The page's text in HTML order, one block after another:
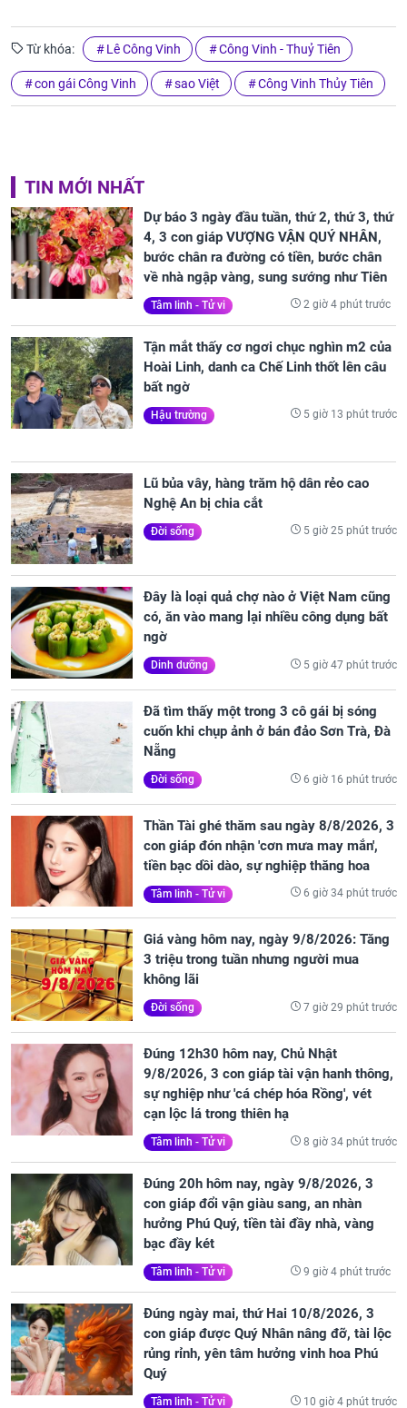
Từ khóa: Lê Công Vinh Công Vinh - Thuỷ Tiên
con gái Công Vinh sao Việt Công Vinh Thủy Tiên
TIN MỚI NHẤT
Dự báo 3 ngày đầu tuần, thứ 2, thứ 3, thứ
4, 3 con giáp VƯỢNG VẬN QUÝ NHÂN,
bước chân ra đường có tiền, bước chân
về nhà ngập vàng, sung sướng như Tiên
Tâm linh - Tử vi 2 giờ 4 phút trước
Tận mắt thấy cơ ngơi chục nghìn m2 của
Hoài Linh, danh ca Chế Linh thốt lên câu
bất ngờ
Hậu trường 5 giờ 13 phút trước
Lũ bủa vây, hàng trăm hộ dân rẻo cao
Nghệ An bị chia cắt
Đời sống 5 giờ 25 phút trước
Đây là loại quả chợ nào ở Việt Nam cũng
có, ăn vào mang lại nhiều công dụng bất
ngờ
Dinh dưỡng 5 giờ 47 phút trước
Đã tìm thấy một trong 3 cô gái bị sóng
cuốn khi chụp ảnh ở bán đảo Sơn Trà, Đà
Nẵng
Đời sống 6 giờ 16 phút trước
Thần Tài ghé thăm sau ngày 8/8/2026, 3
con giáp đón nhận 'cơn mưa may mắn',
tiền bạc dồi dào, sự nghiệp thăng hoa
Tâm linh - Tử vi 6 giờ 34 phút trước
Giá vàng hôm nay, ngày 9/8/2026: Tăng
3 triệu trong tuần nhưng người mua
không lãi
Đời sống 7 giờ 29 phút trước
Đúng 12h30 hôm nay, Chủ Nhật
9/8/2026, 3 con giáp tài vận hanh thông,
sự nghiệp như 'cá chép hóa Rồng', vét
cạn lộc lá trong thiên hạ
Tâm linh - Tử vi 8 giờ 34 phút trước
Đúng 20h hôm nay, ngày 9/8/2026, 3
con giáp đổi vận giàu sang, an nhàn
hưởng Phú Quý, tiền tài đầy nhà, vàng
bạc đầy két
Tâm linh - Tử vi 9 giờ 4 phút trước
Đúng ngày mai, thứ Hai 10/8/2026, 3
con giáp được Quý Nhân nâng đỡ, tài lộc
rủng rỉnh, yên tâm hưởng vinh hoa Phú
Quý
Tâm linh - Tử vi 10 giờ 4 phút trước